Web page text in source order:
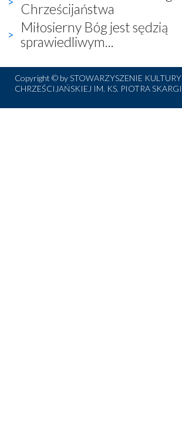
Chrześcijaństwa
Miłosierny Bóg jest sędzią
sprawiedliwym...
Copyright © by STOWARZYSZENIE KULTURY
CHRZEŚCIJAŃSKIEJ IM. KS. PIOTRA SKARGI